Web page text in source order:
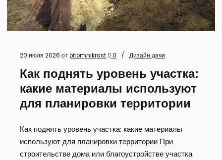
20 июля 2026 отpitomnikrast 0 Дизайн дачи
Как поднять уровень участка:
какие материалы используют
для планировки территории
Как поднять уровень участка: какие материалы
используют для планировки территории При
строительстве дома или благоустройстве участка